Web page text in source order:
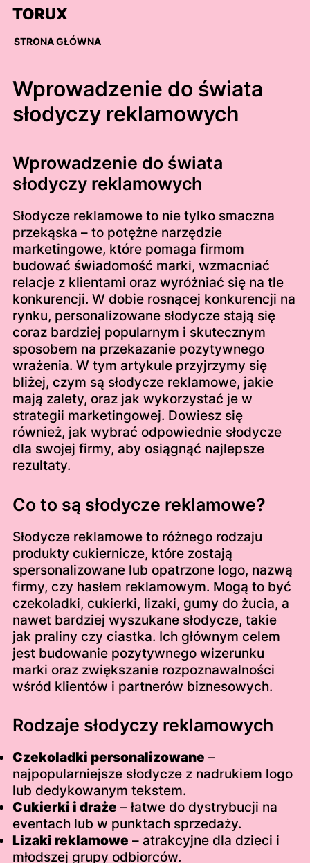
Skip
content
TORUX
STRONA GŁÓWNA
Wprowadzenie do świata
słodyczy reklamowych
Wprowadzenie do świata
słodyczy reklamowych
Słodycze reklamowe to nie tylko smaczna
przekąska – to potężne narzędzie
marketingowe, które pomaga firmom
budować świadomość marki, wzmacniać
relacje z klientami oraz wyróżniać się na tle
konkurencji. W dobie rosnącej konkurencji na
rynku, personalizowane słodycze stają się
coraz bardziej popularnym i skutecznym
sposobem na przekazanie pozytywnego
wrażenia. W tym artykule przyjrzymy się
bliżej, czym są słodycze reklamowe, jakie
mają zalety, oraz jak wykorzystać je w
strategii marketingowej. Dowiesz się
również, jak wybrać odpowiednie słodycze
dla swojej firmy, aby osiągnąć najlepsze
rezultaty.
Co to są słodycze reklamowe?
Słodycze reklamowe to różnego rodzaju
produkty cukiernicze, które zostają
spersonalizowane lub opatrzone logo, nazwą
firmy, czy hasłem reklamowym. Mogą to być
czekoladki, cukierki, lizaki, gumy do żucia, a
nawet bardziej wyszukane słodycze, takie
jak praliny czy ciastka. Ich głównym celem
jest budowanie pozytywnego wizerunku
marki oraz zwiększanie rozpoznawalności
wśród klientów i partnerów biznesowych.
Rodzaje słodyczy reklamowych
Czekoladki personalizowane –
najpopularniejsze słodycze z nadrukiem logo
lub dedykowanym tekstem.
Cukierki i draże – łatwe do dystrybucji na
eventach lub w punktach sprzedaży.
Lizaki reklamowe – atrakcyjne dla dzieci i
młodszej grupy odbiorców.